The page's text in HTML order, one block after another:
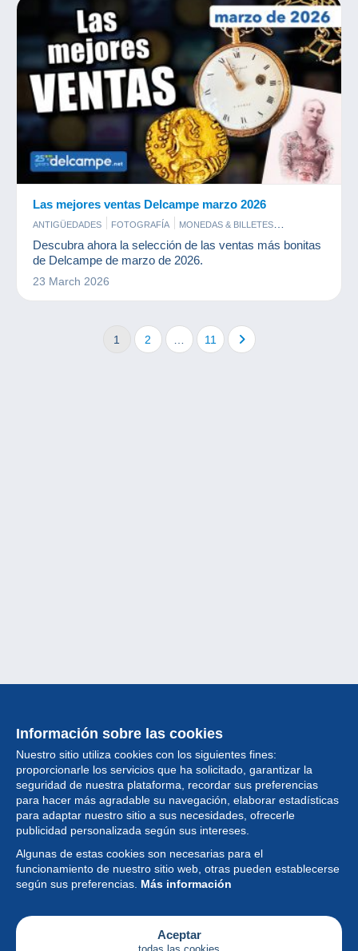
Las mejores ventas Delcampe marzo 2026
ANTIGÜEDADES FOTOGRAFÍA
MONEDAS & BILLETES
POSTALES
SELLOS
Descubra ahora la selección de las ventas más bonitas
de Delcampe de marzo de 2026.
23 March 2026
1 2 11
Información sobre las cookies
Nuestro sitio utiliza cookies con los siguientes fines:
proporcionarle los servicios que ha solicitado, garantizar la
seguridad de nuestra plataforma, recordar sus preferencias
para hacer más agradable su navegación, elaborar estadísticas
para adaptar nuestro sitio a sus necesidades, ofrecerle
publicidad personalizada según sus intereses.
Algunas de estas cookies son necesarias para el
funcionamiento de nuestro sitio web, otras pueden establecerse
según sus preferencias. Más información
Aceptar
Colección
Noticias
Funcionalidad
Empresa